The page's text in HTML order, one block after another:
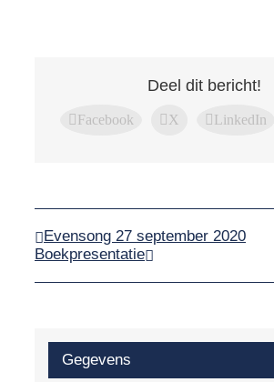
Deel dit bericht!
Facebook X LinkedIn
Evensong 27 september 2020
Boekpresentatie
Gegevens